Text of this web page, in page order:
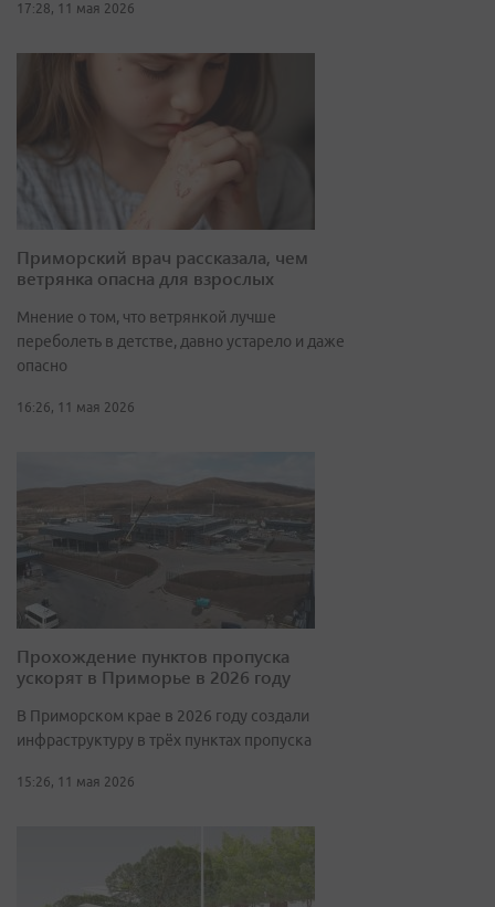
17:28, 11 мая 2026
Приморский врач рассказала, чем
ветрянка опасна для взрослых
Мнение о том, что ветрянкой лучше
переболеть в детстве, давно устарело и даже
опасно
16:26, 11 мая 2026
Прохождение пунктов пропуска
ускорят в Приморье в 2026 году
В Приморском крае в 2026 году создали
инфраструктуру в трёх пунктах пропуска
15:26, 11 мая 2026